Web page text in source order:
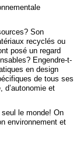
Son
recyclés ou
posé un regard
Engendre-t-
en design
de tous ses
d’autonomie et
le monde! On
environnement et